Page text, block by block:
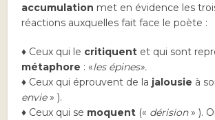
accumulation met en évidence les
réactions auxquelles fait face le poète :
♦ Ceux qui le critiquent et qui sont
métaphore : «les épines».
♦ Ceux qui éprouvent de la jalousie à
envie» ).
♦ Ceux qui se moquent (« dérision» ).